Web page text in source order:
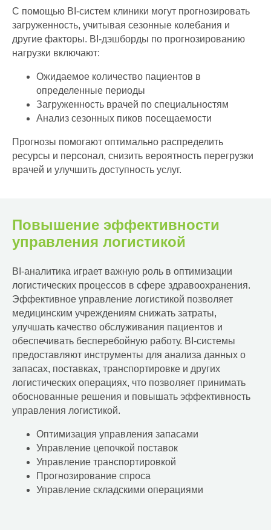
С помощью BI-систем клиники могут прогнозировать
загруженность, учитывая сезонные колебания и
другие факторы. BI-дэшборды по прогнозированию
нагрузки включают:
Ожидаемое количество пациентов в
определенные периоды
Загруженность врачей по специальностям
Анализ сезонных пиков посещаемости
Прогнозы помогают оптимально распределить
ресурсы и персонал, снизить вероятность перегрузки
врачей и улучшить доступность услуг.
Повышение эффективности
управления логистикой
BI-аналитика играет важную роль в оптимизации
логистических процессов в сфере здравоохранения.
Эффективное управление логистикой позволяет
медицинским учреждениям снижать затраты,
улучшать качество обслуживания пациентов и
обеспечивать бесперебойную работу. BI-системы
предоставляют инструменты для анализа данных о
запасах, поставках, транспортировке и других
логистических операциях, что позволяет принимать
обоснованные решения и повышать эффективность
управления логистикой.
Оптимизация управления запасами
Управление цепочкой поставок
Управление транспортировкой
Прогнозирование спроса
Управление складскими операциями